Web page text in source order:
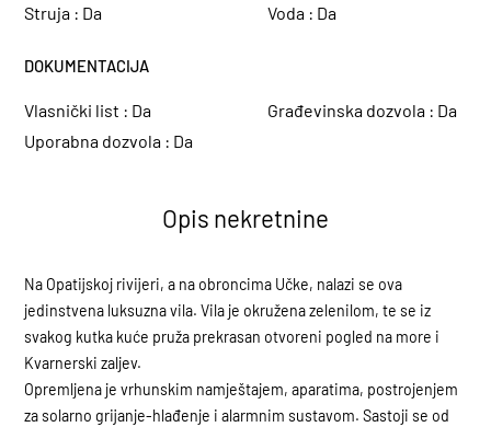
Struja : Da Voda : Da
DOKUMENTACIJA
Vlasnički list : Da Građevinska dozvola : Da
Uporabna dozvola : Da
Opis nekretnine
Na Opatijskoj rivijeri, a na obroncima Učke, nalazi se ova
jedinstvena luksuzna vila. Vila je okružena zelenilom, te se iz
svakog kutka kuće pruža prekrasan otvoreni pogled na more i
Kvarnerski zaljev.
Opremljena je vrhunskim namještajem, aparatima, postrojenjem
za solarno grijanje-hlađenje i alarmnim sustavom. Sastoji se od